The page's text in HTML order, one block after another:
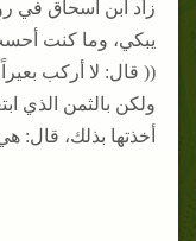
زاد ابن اسحاق في
يبكي، وما كنت
(( قال: لا أركب
ولكن بالثمن الذي
أخذتها بذلك، قال: